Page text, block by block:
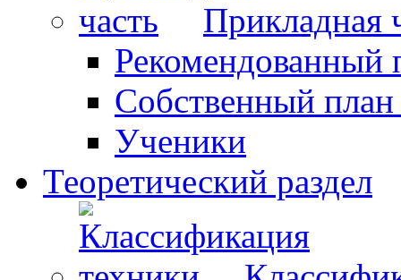
Прикладная
Рекомендованный
Собственный
Ученики
Теоретический раздел